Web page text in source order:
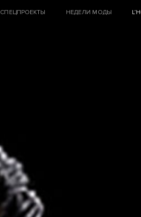
СПЕЦПРОЕКТЫ НЕДЕЛИ МОДЫ